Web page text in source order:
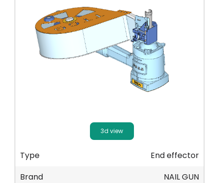
Hesabım
Oturum aç
3d view
Type
End effector
Brand
NAIL GUN